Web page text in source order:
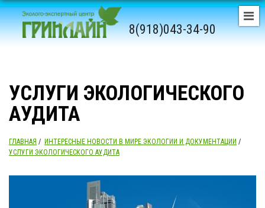
8(918)043-34-90
УСЛУГИ ЭКОЛОГИЧЕСКОГО
АУДИТА
ГЛАВНАЯ / ИНТЕРЕСНЫЕ НОВОСТИ В МИРЕ ЭКОЛОГИИ И ДОКУМЕНТАЦИИ /
УСЛУГИ ЭКОЛОГИЧЕСКОГО АУДИТА